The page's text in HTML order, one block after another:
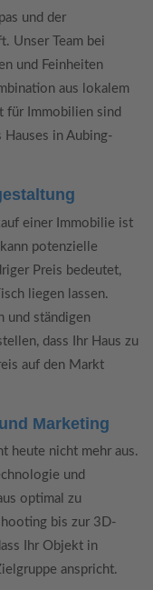
und der
Unser Team bei
und Feinheiten
aus lokalem
für Immobilien sind
Hauses in Aubing-
einer Immobilie ist
potenzielle
Preis bedeutet,
liegen lassen.
und ständigen
dass Ihr Haus zu
auf den Markt
Marketing
heute nicht mehr aus.
und
optimal zu
bis zur 3D-
Ihr Objekt in
anspricht.